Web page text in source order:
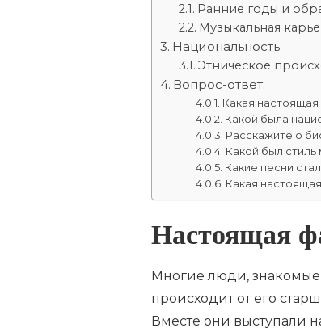
Ранние годы и
Музыкальная
Национальность
Этническое
Вопрос-ответ:
Какая
Какой была
Расскажите о
Какой был
Какие песни
Какая
Настоящая
Многие люди, знакомые
происходит от его
Вместе они выступали